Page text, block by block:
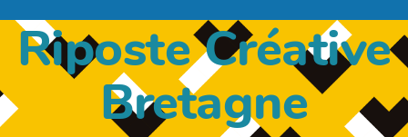
Riposte Créative
Bretagne